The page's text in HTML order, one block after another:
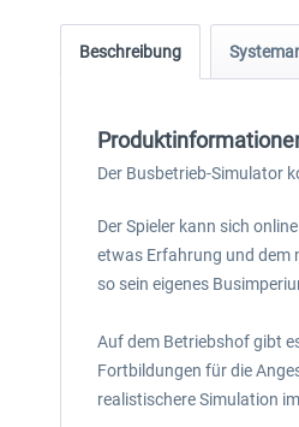
Beschreibung
Der Busbetrieb-Simulator
Der Spieler kann sich
etwas Erfahrung und dem
so sein eigenes
Auf dem Betriebshof gibt
Fortbildungen für die
realistischere Simulation